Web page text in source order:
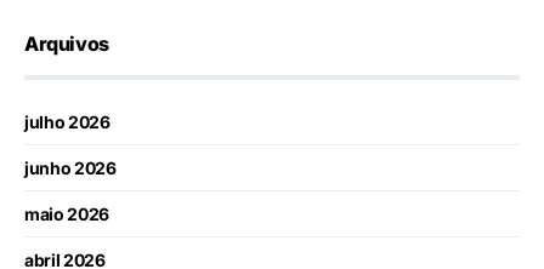
Arquivos
julho 2026
junho 2026
maio 2026
abril 2026